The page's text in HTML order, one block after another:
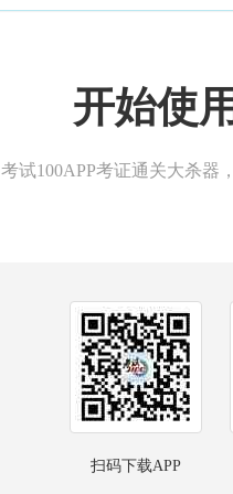
开始使
考试100APP考证通关大杀器
扫码下载APP